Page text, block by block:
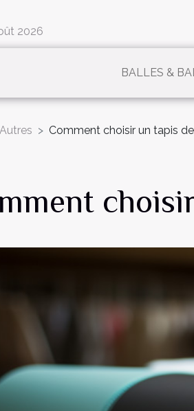
2026
BALLES &
Autres Comment choisir un tapis